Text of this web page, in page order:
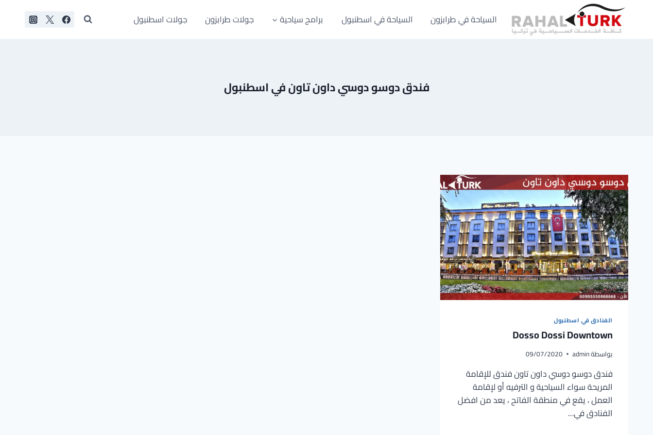
السياحة في طرابزون السياحة في اسطنبول برامج سياحية جولات طرابزون جولات اسطنبول
فندق دوسو دوسي داون تاون في اسطنبول
الفنادق في اسطنبول
Dosso Dossi Downtown
بواسطةadmin
09/07/2020
فندق دوسو دوسي داون تاون فندق للإقامة
المريحة سواء السياحية و الترفيه أو لإقامة
العمل ، يقع في منطقة الفاتح ، يعد من افضل
الفنادق في…